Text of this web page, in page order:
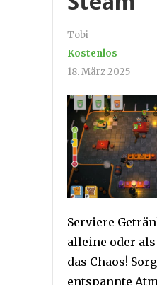
Tobi
Kostenlos
18. März 2025
Serviere
alleine oder
das Chaos!
entspannte